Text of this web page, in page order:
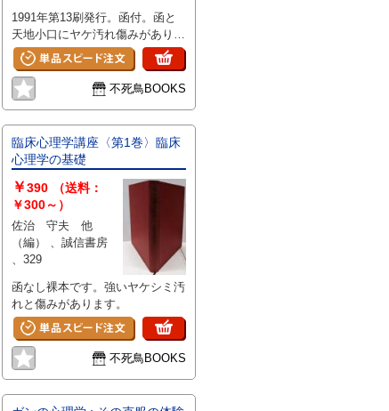
1991年第13刷発行。函付。函と
天地小口にヤケ汚れ傷みがありま
す。開き割れがあります。
不死鳥BOOKS
臨床心理学講座〈第1巻〉臨床
心理学の基礎
￥390
（送料：
￥300～）
佐治 守夫 他
（編） 、誠信書房
、329
函なし裸本です。強いヤケシミ汚
れと傷みがあります。
不死鳥BOOKS